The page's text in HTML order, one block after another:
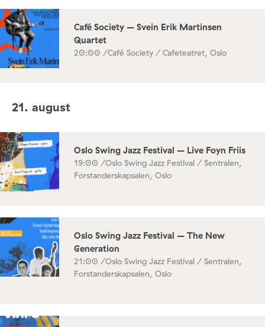
Café Society – Svein Erik Martinsen
Quartet
20:00 /Café Society / Cafeteatret, Oslo
21. august
Oslo Swing Jazz Festival – Live Foyn Friis
19:00 /Oslo Swing Jazz Festival / Sentralen,
Forstanderskapsalen, Oslo
Oslo Swing Jazz Festival – The New
Generation
21:00 /Oslo Swing Jazz Festival / Sentralen,
Forstanderskapsalen, Oslo